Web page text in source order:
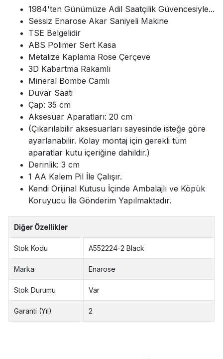
1984'ten Günümüze Adil Saatçilik Güvencesiyle...
Sessiz Enarose Akar Saniyeli Makine
TSE Belgelidir
ABS Polimer Sert Kasa
Metalize Kaplama Rose Çerçeve
3D Kabartma Rakamlı
Mineral Bombe Camlı
Duvar Saati
Çap: 35 cm
Aksesuar Aparatları: 20 cm
(Çıkarılabilir aksesuarları sayesinde isteğe göre
ayarlanabilir. Kolay montaj için gerekli tüm
aparatlar kutu içeriğine dahildir.)
Derinlik: 3 cm
1 AA Kalem Pil İle Çalışır.
Kendi Orijinal Kutusu İçinde Ambalajlı ve Köpük
Koruyucu İle Gönderim Yapılmaktadır.
Diğer Özellikler
Stok Kodu A552224-2 Black
Marka Enarose
Stok Durumu Var
Garanti (Yıl) 2